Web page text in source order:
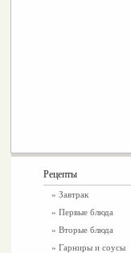
Рецепты
» Завтрак
» Первые блюда
» Вторые блюда
» Гарниры и соусы